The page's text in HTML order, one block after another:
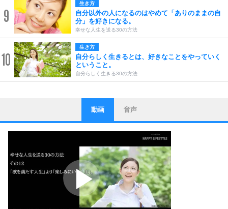
9
生き方
自分以外の人になるのはやめて「ありのままの自
分」を好きになる。
幸せな人生を送る30の方法
10
生き方
自分らしく生きるとは、好きなことをやっていく
ということ。
自分らしく生きる30の方法
1
ストレス対策
他人と比べない。
いっそのこと、他人を見ない。
いらいらしない人になる30の方法
プラス思考
ポジティブになれない原因は、行動しないから。
ポジティブ思考になる30の方法
ストレス対策
動画 音声